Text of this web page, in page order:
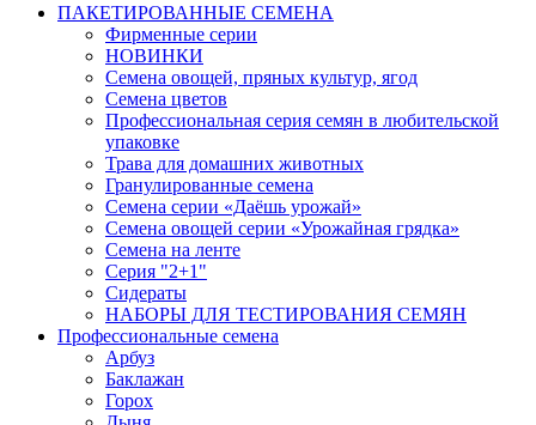
ПАКЕТИРОВАННЫЕ СЕМЕНА
Фирменные серии
НОВИНКИ
Семена овощей, пряных культур, ягод
Семена цветов
Профессиональная серия семян в любительской
упаковке
Трава для домашних животных
Гранулированные семена
Семена серии «Даёшь урожай»
Семена овощей серии «Урожайная грядка»
Семена на ленте
Серия "2+1"
Сидераты
НАБОРЫ ДЛЯ ТЕСТИРОВАНИЯ СЕМЯН
Профессиональные семена
Арбуз
Баклажан
Горох